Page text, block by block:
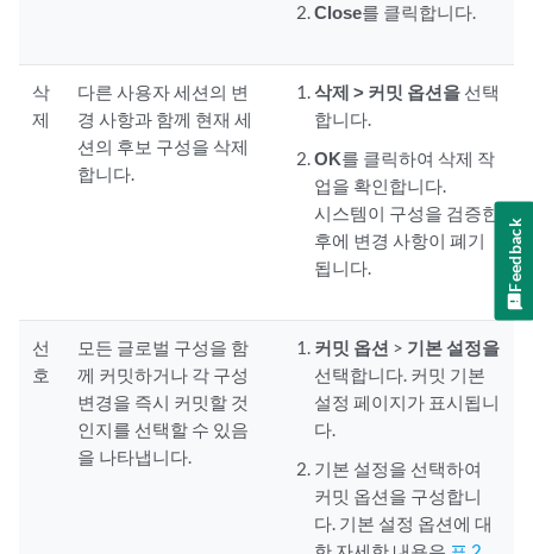
Close를 클릭합니다.
삭
제
다른 사용자 세션의 변
경 사항과 함께 현재 세
션의 후보 구성을 삭제
합니다.
삭제 > 커밋 옵션을선택
합니다.
OK를 클릭하여 삭제 작
업을 확인합니다.
시스템이 구성을 검증한
후에 변경 사항이 폐기
됩니다.
선
호
모든 글로벌 구성을 함
께 커밋하거나 각 구성
변경을 즉시 커밋할 것
인지를 선택할 수 있음
을 나타냅니다.
커밋 옵션 > 기본 설정을
선택합니다. 커밋 기본
설정 페이지가 표시됩니
다.
기본 설정을 선택하여
커밋 옵션을 구성합니
다. 기본 설정 옵션에 대
Feedback